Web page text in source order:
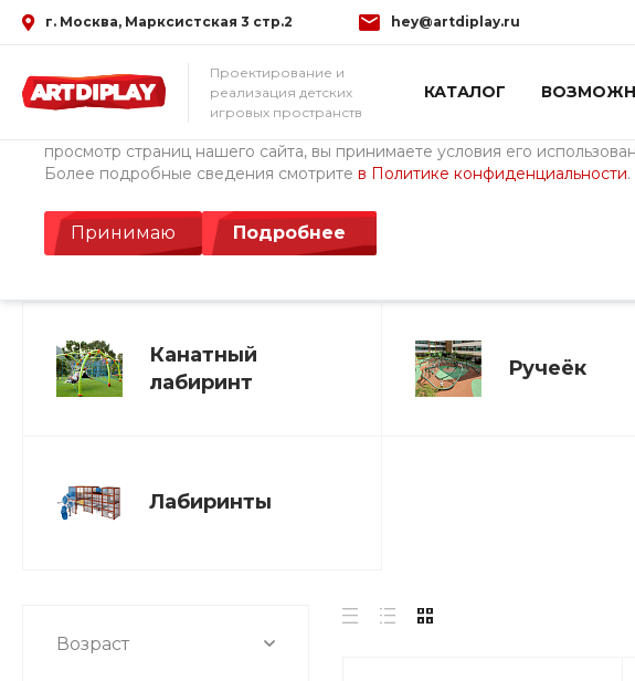
Использование файлов Cookie
Мы используем файлы cookie, разработанные нашими специалистами и
просмотр страниц нашего сайта, вы принимаете условия его
Более подробные сведения смотрите в Политике конфиденциальности.
Принимаю Подробнее
г. Москва, Марксистская 3 стр.2 hey@artdiplay.ru
Проектирование и
реализация детских
игровых пространств
КАТАЛОГ
Главная / Каталог товаров / Детские площадки ArtDiPlay (Россия) / Лабиринты
Лабиринты и полосы
Канатный
лабиринт
Ручеёк
Лабиринты
Возраст